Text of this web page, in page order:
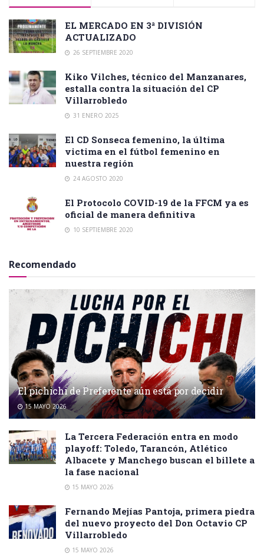
EL MERCADO EN 3ª DIVISIÓN
ACTUALIZADO
26 SEPTIEMBRE 2020
Kiko Vilches, técnico del Manzanares,
estalla contra la situación del CP
Villarrobledo
31 ENERO 2025
El CD Sonseca femenino, la última
victima en el fútbol femenino en
nuestra región
24 AGOSTO 2020
El Protocolo COVID-19 de la FFCM ya es
oficial de manera definitiva
10 SEPTIEMBRE 2020
Recomendado
El pichichi de Preferente aún está por decidir
15 MAYO 2026
La Tercera Federación entra en modo
playoff: Toledo, Tarancón, Atlético
Albacete y Manchego buscan el billete a
la fase nacional
15 MAYO 2026
Fernando Mejías Pantoja, primera piedra
del nuevo proyecto del Don Octavio CP
Villarrobledo
15 MAYO 2026